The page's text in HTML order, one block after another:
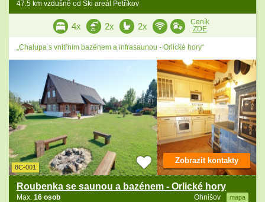
47.5 km vzdušně od Ski areál Petříkov
4x 2x 2x
Ceník
ZDE
„Chalupa s vnitřním bazénem a infrasaunou - Orlické hory“
8C-001
Roubenka se saunou a bazénem - Orlické hory
Ohnišov mapa
Max. 16 osob
Zobrazit kontakty